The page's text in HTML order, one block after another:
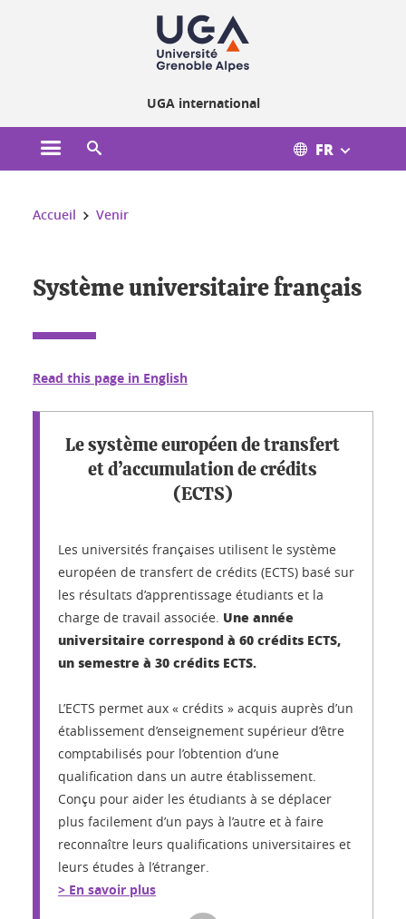
UGA international
Ouvrir le menu principal FR
Vous êtes ici :
Accueil Venir
Système universitaire français
Read this page in English
Le système européen de transfert
et d’accumulation de crédits
(ECTS)
Les universités françaises utilisent le système
européen de transfert de crédits (ECTS) basé sur
les résultats d’apprentissage étudiants et la
charge de travail associée. Une année
universitaire correspond à 60 crédits ECTS,
un semestre à 30 crédits ECTS.
L’ECTS permet aux « crédits » acquis auprès d’un
établissement d’enseignement supérieur d’être
comptabilisés pour l’obtention d’une
qualification dans un autre établissement.
Conçu pour aider les étudiants à se déplacer
plus facilement d’un pays à l’autre et à faire
reconnaître leurs qualifications universitaires et
leurs études à l’étranger.
> En savoir plus